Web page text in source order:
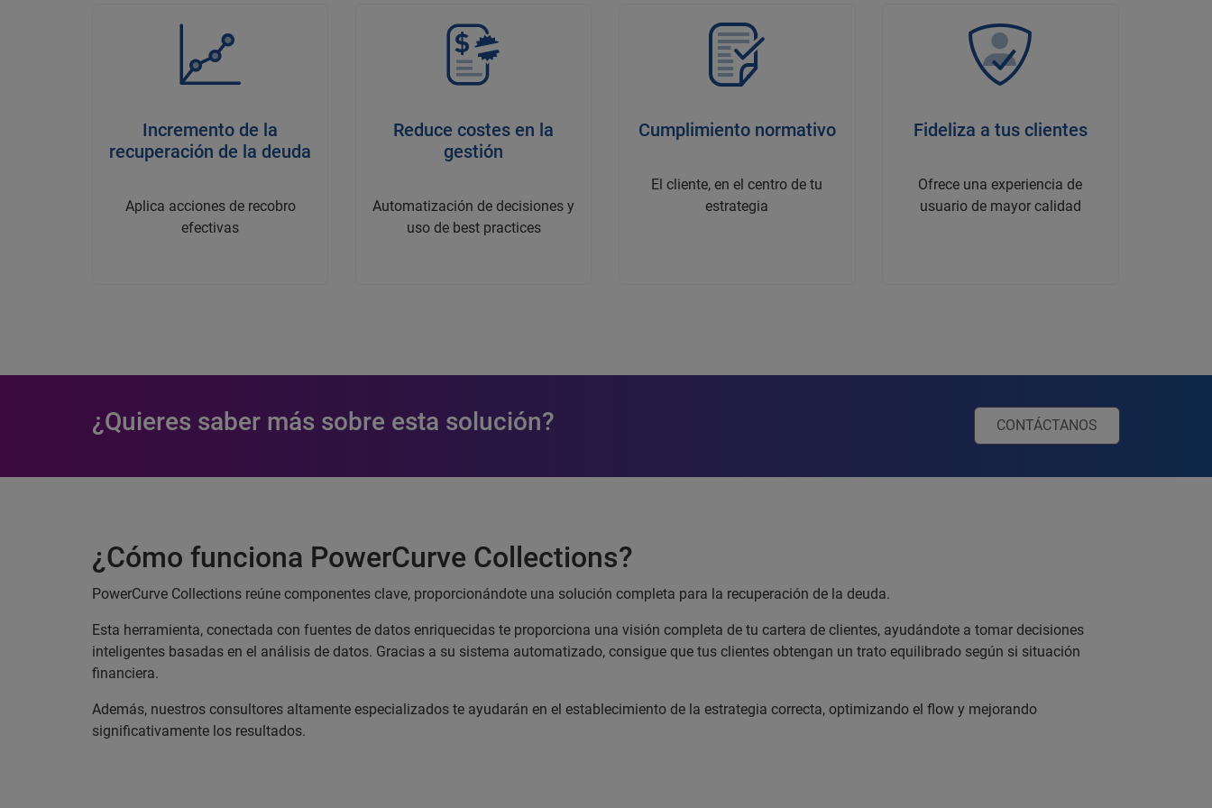
Incremento de la
recuperación de la deuda
Aplica acciones de recobro
efectivas
Reduce costes en la
gestión
Automatización de decisiones y
uso de best practices
Cumplimiento normativo
El cliente, en el centro de tu
estrategia
Fideliza a tus clientes
Ofrece una experiencia de
usuario de mayor calidad
¿Quieres saber más sobre esta solución? CONTÁCTANOS
¿Cómo funciona PowerCurve Collections?
PowerCurve Collections reúne componentes clave, proporcionándote una solución completa para la recuperación de la deuda.
Esta herramienta, conectada con fuentes de datos enriquecidas te proporciona una visión completa de tu cartera de clientes, ayudándote a tomar decisiones
inteligentes basadas en el análisis de datos. Gracias a su sistema automatizado, consigue que tus clientes obtengan un trato equilibrado según si situación
financiera.
Además, nuestros consultores altamente especializados te ayudarán en el establecimiento de la estrategia correcta, optimizando el flow y mejorando
significativamente los resultados.